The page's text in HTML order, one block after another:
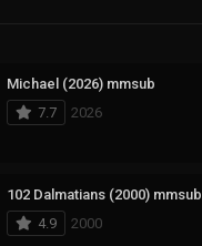
Michael (2026) mmsub
7.7
2026
102 Dalmatians (2000) mmsub
4.9
2000